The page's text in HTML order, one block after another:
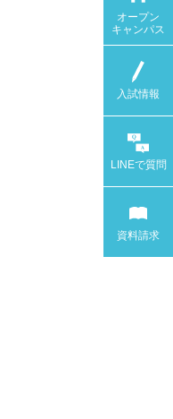
オープン
キャンパス
入試情報
LINEで質問
資料請求